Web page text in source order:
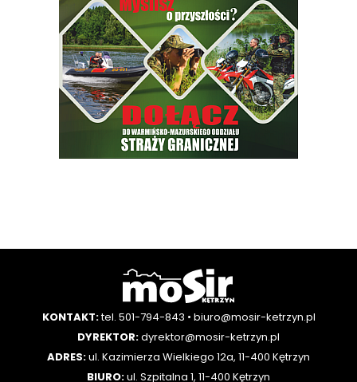
KONTAKT:tel. 501-794-843 • biuro@mosir-ketrzyn.pl
DYREKTOR:dyrektor@mosir-ketrzyn.pl
ADRES:ul. Kazimierza Wielkiego 12a, 11-400 Kętrzyn
BIURO:ul. Szpitalna 1, 11-400 Kętrzyn